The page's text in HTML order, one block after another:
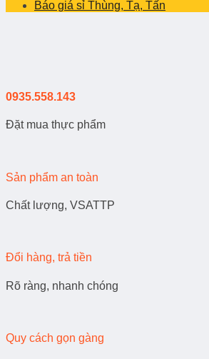
Báo giá sỉ Thùng, Tạ, Tấn
0935.558.143
Đặt mua thực phẩm
Sản phẩm an toàn
Chất lượng, VSATTP
Đổi hàng, trả tiền
Rõ ràng, nhanh chóng
Quy cách gọn gàng